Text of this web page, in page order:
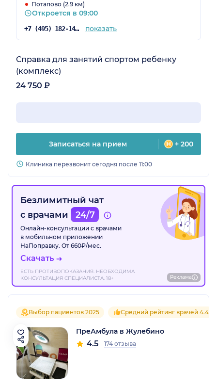
Потапово (2.9 км)
Откроется в 09:00
+7 (495) 182-14-53 показать
Справка для занятий спортом ребенку
(комплекс)
24 750 ₽
Записаться на прием + 200
Клиника перезвонит сегодня после 11:00
Безлимитный чат
с врачами
24/7
Онлайн-консультации с врачами
в мобильном приложении
НаПоправку. От 660₽/мес.
Скачать
ЕСТЬ ПРОТИВОПОКАЗАНИЯ. НЕОБХОДИМА
КОНСУЛЬТАЦИЯ СПЕЦИАЛИСТА. 18+
Реклама
Выбор пациентов 2025 Средний рейтинг врачей 4.4
ПреАмбула в Жулебино
4.5 174 отзыва